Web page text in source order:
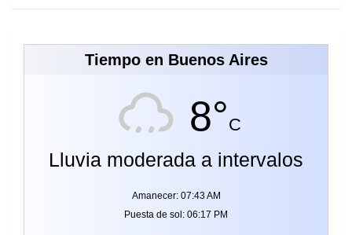
Tiempo en Buenos Aires
8°C
Lluvia moderada a intervalos
Amanecer: 07:43 AM
Puesta de sol: 06:17 PM